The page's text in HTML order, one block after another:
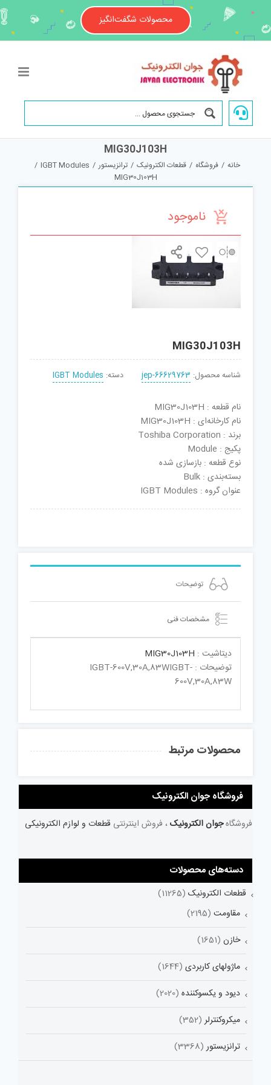
content
محصولات شگفت‌انگیز
MIG30J103H
خانه / فروشگاه / قطعات الکترونیک / ترانزیستور /
IGBT Modules
/
MIG30J103H
ناموجود
MIG30J103H
شناسه محصول: jep-66629763 دسته: IGBT Modules
نام قطعه : MIG30J103H
نام کارخانه‌ای : MIG30J103H
برند : Toshiba Corporation
پکیج : Module
نوع قطعه : بازسازی شده
بسته‌بندی : Bulk
عنوان گروه : IGBT Modules
توضیحات
مشخصات فنی
دیتاشیت : MIG30J103H
توضیحات : IGBT-600V,30A,83WIGBT-
600V,30A,83W
محصولات مرتبط
فروشگاه جوان الکترونیک
فروشگاهجوان الکترونیک ، فروش اینترنتی قطعات و لوازم الکترونیکی
دسته‌های محصولات
قطعات الکترونیک (11265)
مقاومت (2195)
خازن (1651)
ماژولهای کاربردی (1644)
دیود و یکسوکننده (2020)
میکروکنترلر (352)
ترانزیستور (3368)